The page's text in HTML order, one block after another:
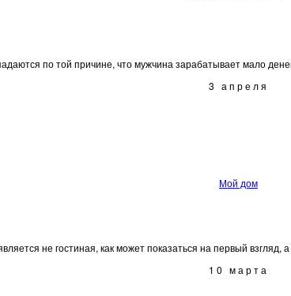
по той причине, что мужчина зарабатывает мало
3 апреля
Мой дом
не гостиная, как может показаться на первый
10 марта